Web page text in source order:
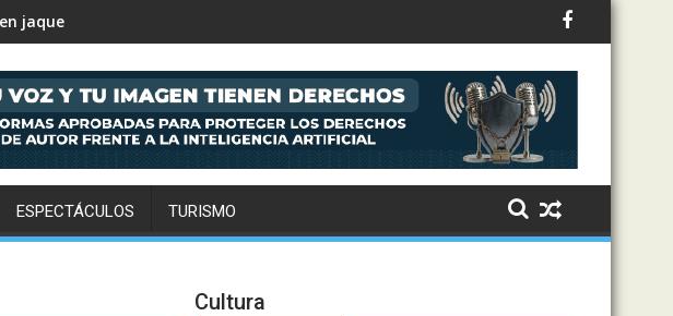
su eliminación internaciona
ESPECTÁCULOS TURISMO
Cultura